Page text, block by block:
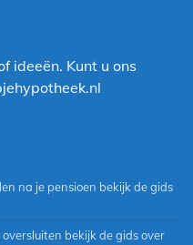
ideeën. Kunt u ons
na je pensioen bekijk de gids
bekijk de gids over